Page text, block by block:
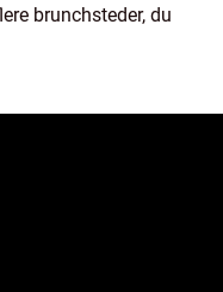
brunchsteder, du